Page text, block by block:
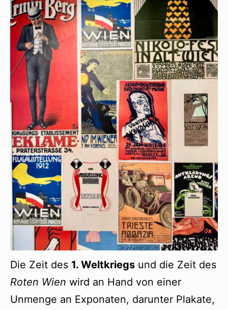
Die Zeit des 1. Weltkriegs und die Zeit des
Roten Wien wird an Hand von einer
Unmenge an Exponaten, darunter Plakate,